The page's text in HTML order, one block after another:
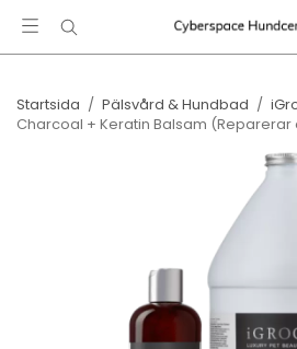
Startsida / Pälsvård & Hundbad /
Charcoal + Keratin Balsam